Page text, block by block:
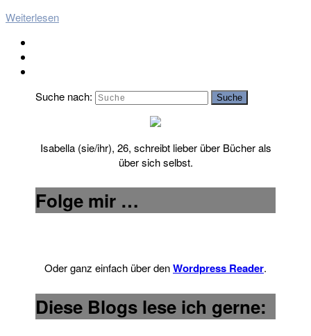
Weiterlesen
Suche nach: Suche
Isabella (sie/ihr), 26, schreibt lieber über Bücher als
über sich selbst.
Folge mir …
Oder ganz einfach über denWordpress Reader.
Diese Blogs lese ich gerne: